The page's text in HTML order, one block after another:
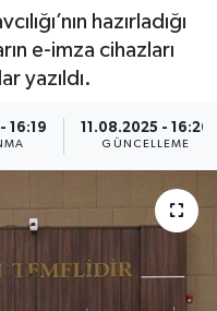
hazırladığı
e-imza cihazları
yazıldı.
16:19 11.08.2025 - 16:26
GÜNCELLEME